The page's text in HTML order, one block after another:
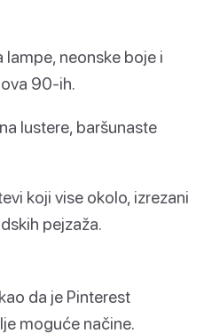
neonske boje i
90-ih.
lustere, baršunaste
koji vise okolo, izrezani
pejzaža.
da je Pinterest
moguće načine.